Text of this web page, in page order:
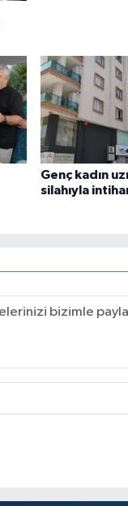
Genç kadın
silahıyla